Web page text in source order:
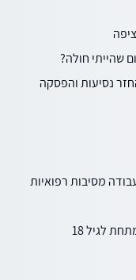
שהייתי חולה?
נסיעות והפסקה
מסיבות רפואיות
לגיל 18